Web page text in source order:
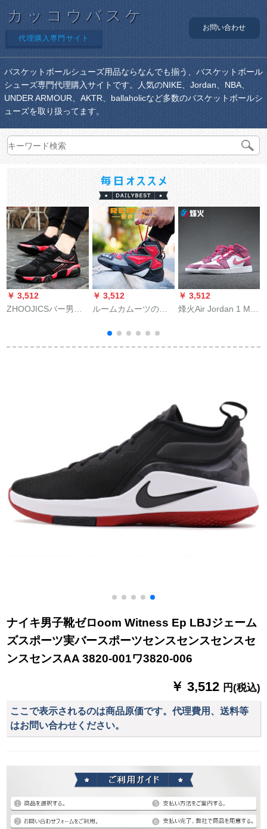
カッコウバスケ
代理購入専門サイト
お問い合わせ
バスケットボールシューズ用品ならなんでも揃う、バスケットボール
シューズ専門代理購入サイトです。人気のNIKE、Jordan、NBA、
UNDER ARMOUR、AKTR、ballaholicなど多数のバスケットボールシ
ューズを取り扱ってます。
￥ 3,512
ZHOOJICSバー男子
ています。ネコテー
￥ 3,512
ルームカムーツのブ
ャプション连名で、
ハイブスツーKt 4ファ
￥ 3,512
烽火Air Jordan 1 Mid
555112-611煙台QY 2
ナイキ男子靴ゼロoom Witness Ep LBJジェーム
ズスポーツ実バースポーツセンスセンスセンスセ
ンスセンスAA 3820-001ワ3820-006
￥ 3,512 円(税込)
ここで表示されるのは商品原価です。代理費用、送料等
はお問い合わせください。